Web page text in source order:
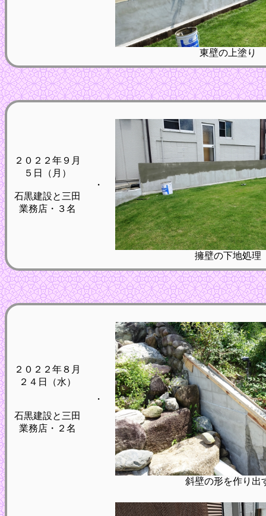
東壁の上塗り
２０２２年９月
５日（月）
石黒建設と三田
業務店・３名
・
擁壁の下地処理
２０２２年８月
２４日（水）
石黒建設と三田
業務店・２名
・
斜壁の形を作り出